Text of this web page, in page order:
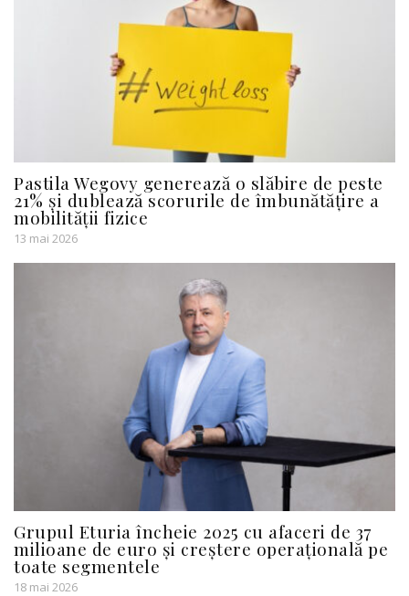
Pastila Wegovy generează o slăbire de peste
21% și dublează scorurile de îmbunătățire a
mobilității fizice
13 mai 2026
Grupul Eturia încheie 2025 cu afaceri de 37
milioane de euro și creștere operațională pe
toate segmentele
18 mai 2026